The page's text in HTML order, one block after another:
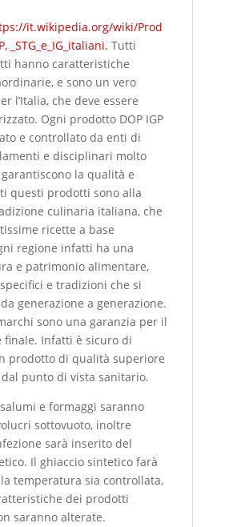
it.wikipedia.org/wiki/Prod
_STG_e_IG_italiani. Tutti
hanno caratteristiche
e sono un vero
l’Italia, che deve essere
Ogni prodotto DOP IGP
e controllato da enti di
e disciplinari molto
la qualità e
questi prodotti sono alla
culinaria italiana, che
ricette a base
regione infatti ha una
e patrimonio alimentare,
e tradizioni che si
generazione a generazione.
sono una garanzia per il
finale. Infatti è sicuro di
prodotto di qualità superiore
punto di vista sanitario.
e formaggi saranno
sottovuoto, inoltre
sarà inserito del
Il ghiaccio sintetico farà
temperatura sia controllata,
dei prodotti
saranno alterate.